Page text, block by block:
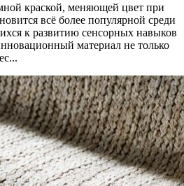
краской, меняющей цвет при
всё более популярной среди
к развитию сенсорных навыков
материал не только